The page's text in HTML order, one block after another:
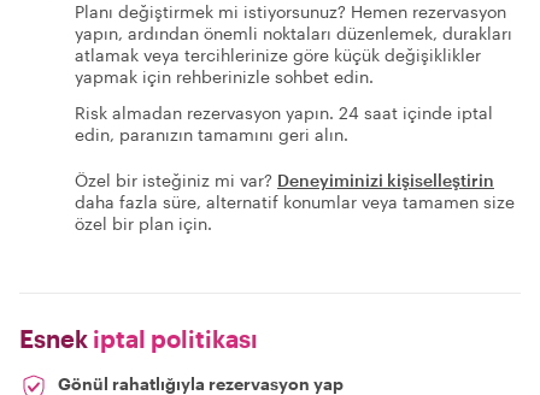
Planı değiştirmek mi istiyorsunuz? Hemen rezervasyon
yapın, ardından önemli noktaları düzenlemek, durakları
atlamak veya tercihlerinize göre küçük değişiklikler
yapmak için rehberinizle sohbet edin.
Risk almadan rezervasyon yapın. 24 saat içinde iptal
edin, paranızın tamamını geri alın.
Özel bir isteğiniz mi var? Deneyiminizi kişiselleştirin
daha fazla süre, alternatif konumlar veya tamamen size
özel bir plan için.
Esnek iptal politikası
Gönül rahatlığıyla rezervasyon yap